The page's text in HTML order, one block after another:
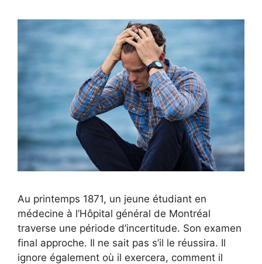
Au printemps 1871, un jeune étudiant en
médecine à l’Hôpital général de Montréal
traverse une période d’incertitude. Son examen
final approche. Il ne sait pas s’il le réussira. Il
ignore également où il exercera, comment il